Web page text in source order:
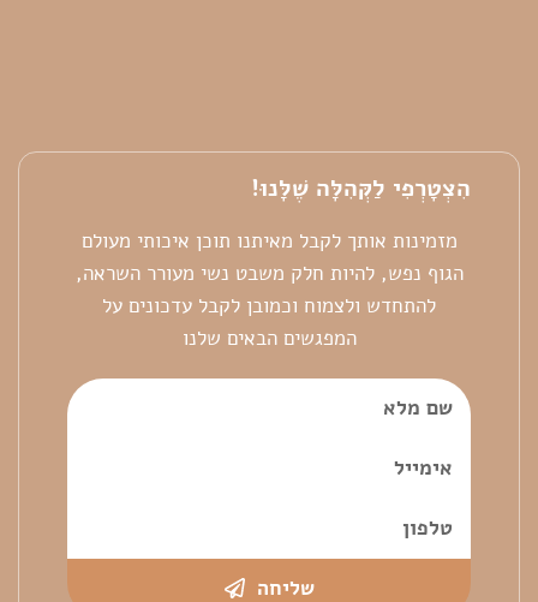
הִצְטָרְפִי לַקְּהִלָּה שֶׁלָּנוּ!
מזמינות אותך לקבל מאיתנו תוכן איכותי מעולם
הגוף נפש, להיות חלק משבט נשי מעורר השראה,
להתחדש ולצמוח וכמובן לקבל עדכונים על
המפגשים הבאים שלנו
שליחה